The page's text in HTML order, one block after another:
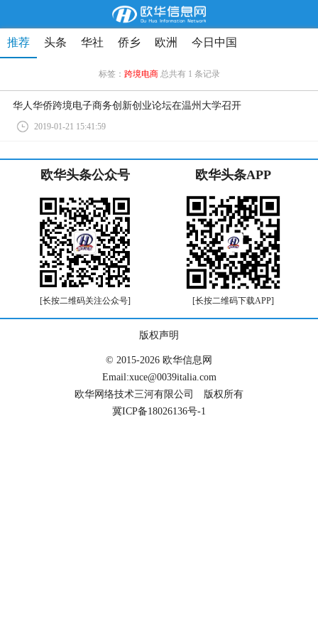
推荐 头条 华社 侨乡 欧洲 今日中国
标签： 跨境电商总共有 1 条记录
华人华侨跨境电子商务创新创业论坛在温州大学召开
2019-01-21 15:41:59
欧华头条公众号
[长按二维码关注公众号]
欧华头条APP
[长按二维码下载APP]
版权声明
© 2015-2026 欧华信息网
Email:xuce@0039italia.com
欧华网络技术三河有限公司 版权所有
冀ICP备18026136号-1